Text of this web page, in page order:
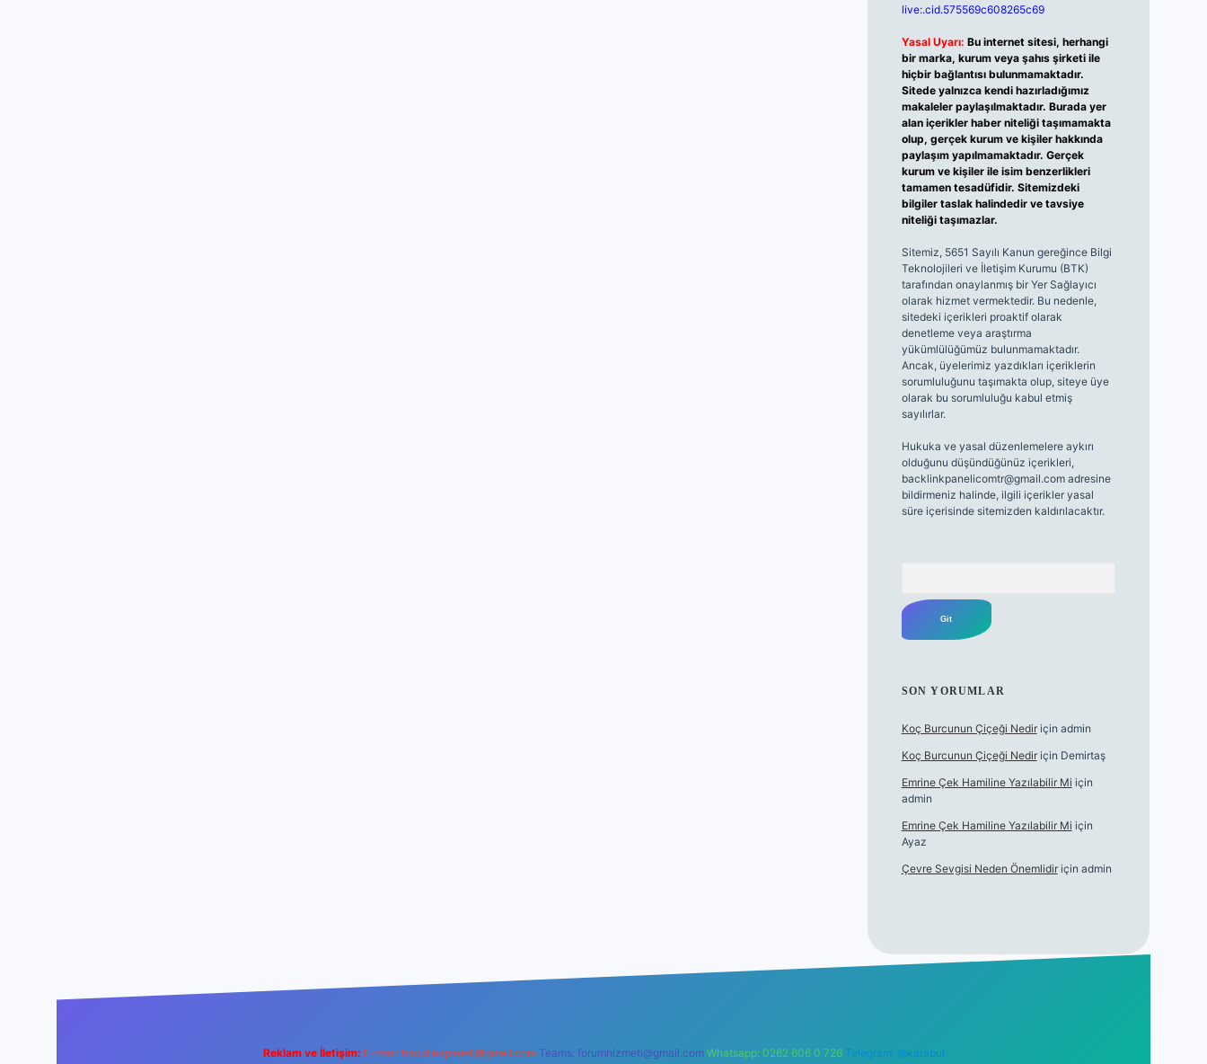
live:.cid.575569c608265c69
Yasal Uyarı: Bu internet sitesi, herhangi
bir marka, kurum veya şahıs şirketi ile
hiçbir bağlantısı bulunmamaktadır.
Sitede yalnızca kendi hazırladığımız
makaleler paylaşılmaktadır. Burada yer
alan içerikler haber niteliği taşımamakta
olup, gerçek kurum ve kişiler hakkında
paylaşım yapılmamaktadır. Gerçek
kurum ve kişiler ile isim benzerlikleri
tamamen tesadüfidir. Sitemizdeki
bilgiler taslak halindedir ve tavsiye
niteliği taşımazlar.
Sitemiz, 5651 Sayılı Kanun gereğince Bilgi
Teknolojileri ve İletişim Kurumu (BTK)
tarafından onaylanmış bir Yer Sağlayıcı
olarak hizmet vermektedir. Bu nedenle,
sitedeki içerikleri proaktif olarak
denetleme veya araştırma
yükümlülüğümüz bulunmamaktadır.
Ancak, üyelerimiz yazdıkları içeriklerin
sorumluluğunu taşımakta olup, siteye üye
olarak bu sorumluluğu kabul etmiş
sayılırlar.
Hukuka ve yasal düzenlemelere aykırı
olduğunu düşündüğünüz içerikleri,
backlinkpanelicomtr@gmail.comadresine
bildirmeniz halinde, ilgili içerikler yasal
süre içerisinde sitemizden kaldırılacaktır.
SON YORUMLAR
Koç Burcunun Çiçeği Nediriçin admin
Koç Burcunun Çiçeği Nediriçin Demirtaş
Emrine Çek Hamiline Yazılabilir Mi için
admin
Emrine Çek Hamiline Yazılabilir Mi için
Ayaz
Çevre Sevgisi Neden Önemlidiriçin admin
Reklam ve İletişim: E-mail: backlinkpaneli@gmail.com Teams: forumhizmeti@gmail.com Whatsapp: 0262 606 0 726 Telegram: @karabul